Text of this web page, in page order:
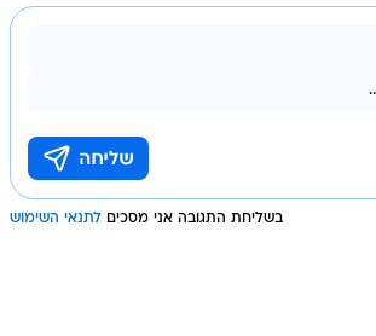
בשליחת התגובה אני מסכים לתנאי השימוש